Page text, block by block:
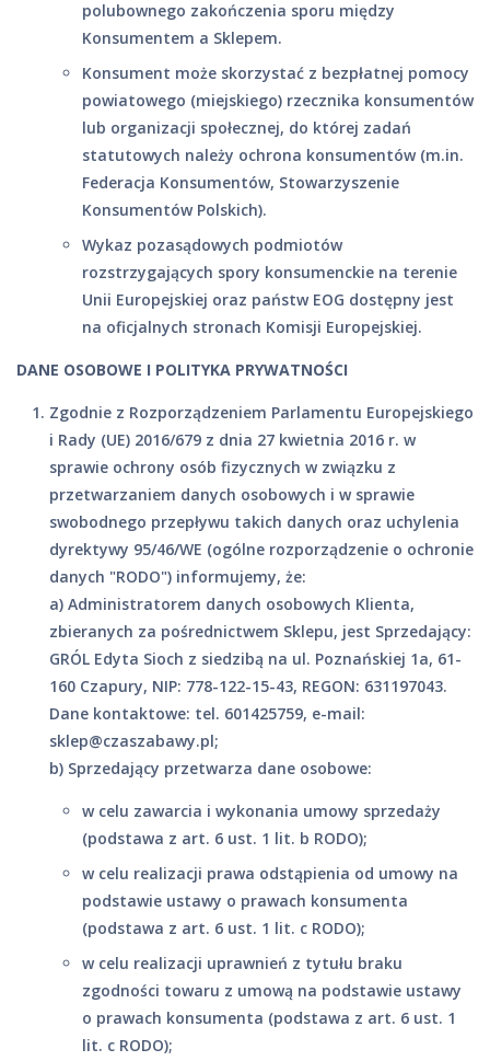
polubownego zakończenia sporu między
Konsumentem a Sklepem.
Konsument może skorzystać z bezpłatnej pomocy
powiatowego (miejskiego) rzecznika konsumentów
lub organizacji społecznej, do której zadań
statutowych należy ochrona konsumentów (m.in.
Federacja Konsumentów, Stowarzyszenie
Konsumentów Polskich).
Wykaz pozasądowych podmiotów
rozstrzygających spory konsumenckie na terenie
Unii Europejskiej oraz państw EOG dostępny jest
na oficjalnych stronach Komisji Europejskiej.
DANE OSOBOWE I POLITYKA PRYWATNOŚCI
Zgodnie z Rozporządzeniem Parlamentu Europejskiego
i Rady (UE) 2016/679 z dnia 27 kwietnia 2016 r. w
sprawie ochrony osób fizycznych w związku z
przetwarzaniem danych osobowych i w sprawie
swobodnego przepływu takich danych oraz uchylenia
dyrektywy 95/46/WE (ogólne rozporządzenie o ochronie
danych "RODO") informujemy, że:
a) Administratorem danych osobowych Klienta,
zbieranych za pośrednictwem Sklepu, jest Sprzedający:
GRÓL Edyta Sioch z siedzibą na ul. Poznańskiej 1a, 61-
160 Czapury, NIP: 778-122-15-43, REGON: 631197043.
Dane kontaktowe: tel. 601425759, e-mail:
sklep@czaszabawy.pl;
b) Sprzedający przetwarza dane osobowe:
w celu zawarcia i wykonania umowy sprzedaży
(podstawa z art. 6 ust. 1 lit. b RODO);
w celu realizacji prawa odstąpienia od umowy na
podstawie ustawy o prawach konsumenta
(podstawa z art. 6 ust. 1 lit. c RODO);
w celu realizacji uprawnień z tytułu braku
zgodności towaru z umową na podstawie ustawy
o prawach konsumenta (podstawa z art. 6 ust. 1
lit. c RODO);